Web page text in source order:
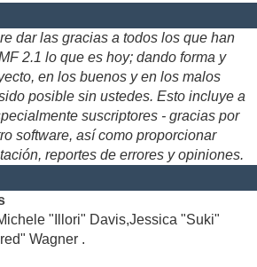
dar las gracias a todos los que han
2.1 lo que es hoy; dando forma y
en los buenos y en los malos
posible sin ustedes. Esto incluye a
suscriptores - gracias por
software, así como proporcionar
reportes de errores y opiniones.
"Illori" Davis,Jessica "Suki"
Wagner .